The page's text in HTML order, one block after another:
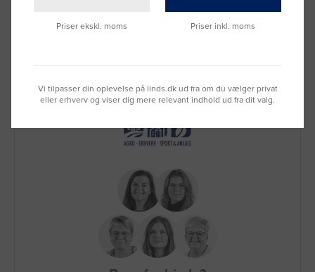
Priser ekskl. moms Priser inkl. moms
Vi tilpasser din oplevelse på linds.dk ud fra om du vælger privat
eller erhverv og viser dig mere relevant indhold ud fra dit valg.